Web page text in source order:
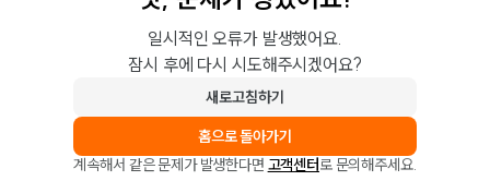
일시적인 오류가 발생했어요.
잠시 후에 다시 시도해주시겠어요?
새로고침하기
홈으로 돌아가기
계속해서 같은 문제가 발생한다면 고객센터로 문의해주세요.